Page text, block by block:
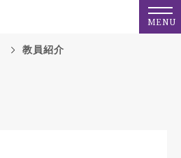
MENU
教員紹介